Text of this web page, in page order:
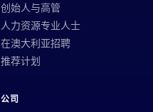
创始人与高管
人力资源专业人士
在澳大利亚招聘
推荐计划
公司